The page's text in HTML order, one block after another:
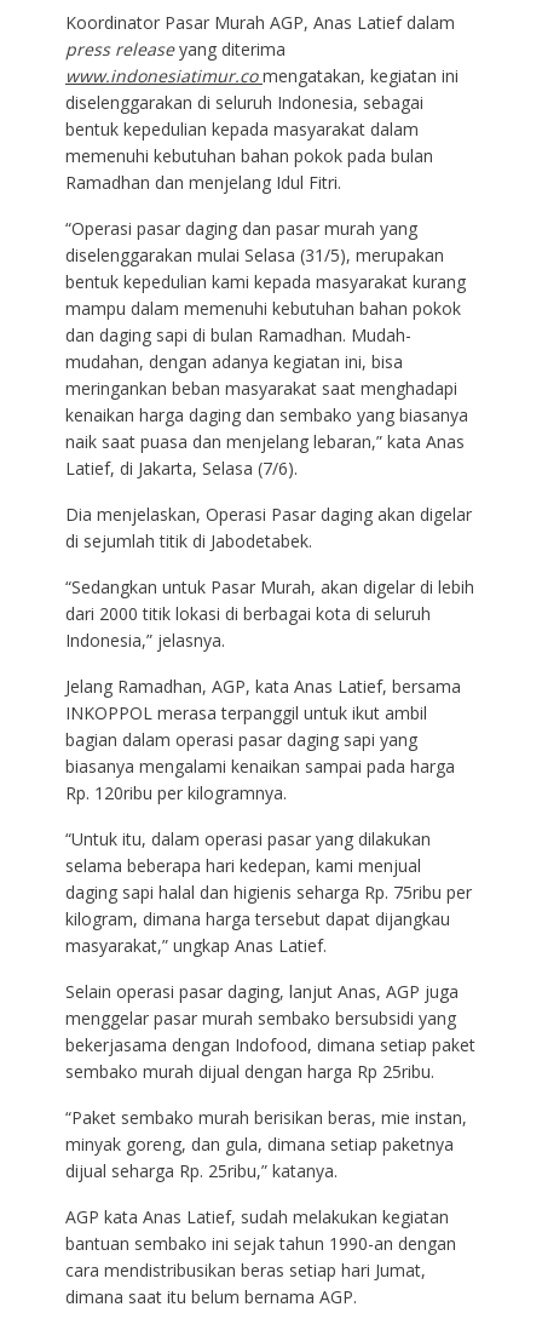
Koordinator Pasar Murah AGP, Anas Latief dalam
press releaseyang diterima
www.indonesiatimur.comengatakan, kegiatan ini
diselenggarakan di seluruh Indonesia, sebagai
bentuk kepedulian kepada masyarakat dalam
memenuhi kebutuhan bahan pokok pada bulan
Ramadhan dan menjelang Idul Fitri.
“Operasi pasar daging dan pasar murah yang
diselenggarakan mulai Selasa (31/5), merupakan
bentuk kepedulian kami kepada masyarakat kurang
mampu dalam memenuhi kebutuhan bahan pokok
dan daging sapi di bulan Ramadhan. Mudah-
mudahan, dengan adanya kegiatan ini, bisa
meringankan beban‎ masyarakat saat menghadapi
kenaikan harga daging dan sembako yang biasanya
naik saat puasa dan menjelang lebaran,” kata Anas
Latief, di Jakarta, Selasa (7/6).
Dia menjelaskan, Operasi Pasar daging akan digelar
di sejumlah titik di Jabodetabek.
“Sedangkan untuk Pasar Murah, akan digelar di lebih
dari 2000 titik lokasi di berbagai kota di seluruh
Indonesia,” jelasnya.
Jelang Ramadhan, AGP, kata Anas Latief, bersama
INKOPPOL merasa terpanggil untuk ikut ambil
bagian dalam operasi pasar daging sapi yang
biasanya mengalami kenaikan sampai pada harga
Rp. 120ribu per kilogramnya.
“Untuk itu, dalam operasi pasar yang dilakukan
selama beberapa hari kedepan, kami menjual
daging sapi halal dan higienis seharga Rp. 75ribu per
kilogram, dimana harga tersebut dapat dijangkau
masyarakat,” ungkap Anas Latief.
Selain operasi pasar daging, lanjut Anas, AGP juga
menggelar pasar murah sembako bersubsidi yang
bekerjasama dengan Indofood, dimana setiap paket
sembako murah dijual dengan harga Rp 25ribu.
“Paket sembako murah berisikan beras, mie instan,
minyak goreng, dan gula, dimana setiap paketnya
dijual seharga Rp. 25ribu,” katanya.
AGP kata Anas Latief, sudah melakukan kegiatan
bantuan sembako ini sejak tahun 1990-an dengan
cara mendistribusikan beras setiap hari Jumat,
dimana saat itu belum bernama AGP.